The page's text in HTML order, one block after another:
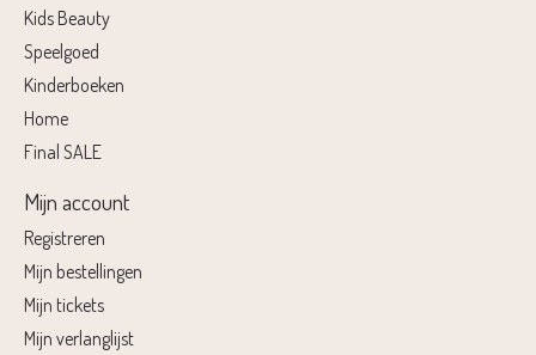
Kids Beauty
Speelgoed
Kinderboeken
Home
Final SALE
Mijn account
Registreren
Mijn bestellingen
Mijn tickets
Mijn verlanglijst